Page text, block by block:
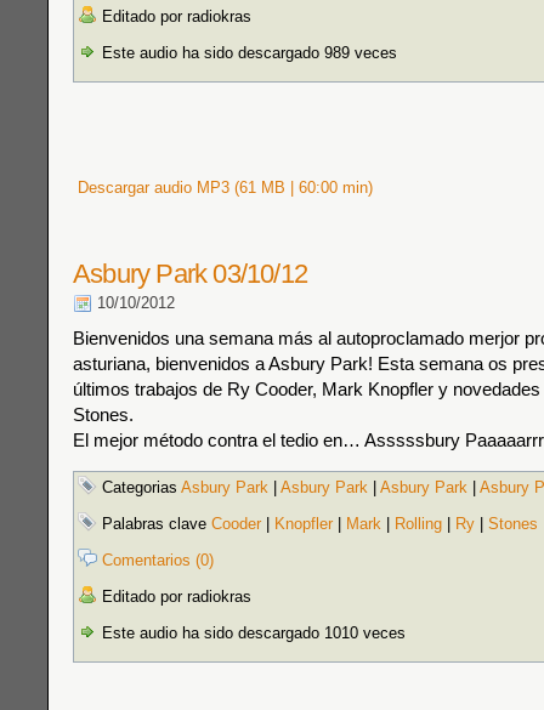
Editado por radiokras
Este audio ha sido descargado 989 veces
Descargar audio MP3 (61 MB | 60:00 min)
Asbury Park 03/10/12
10/10/2012
Bienvenidos una semana más al autoproclamado merjor
asturiana, bienvenidos a Asbury Park! Esta semana os
últimos trabajos de Ry Cooder, Mark Knopfler y
Stones.
El mejor método contra el tedio en… Asssssbury
Categorias Asbury Park Asbury Park Asbury Park
Asbury
Palabras clave Cooder Knopfler Mark Rolling Ry
Stones
Comentarios (0)
Editado por radiokras
Este audio ha sido descargado 1010 veces